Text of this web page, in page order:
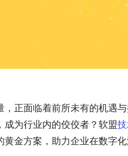
正面临着前所未有的机遇
为行业内的佼佼者？软盟
金方案，助力企业在数字